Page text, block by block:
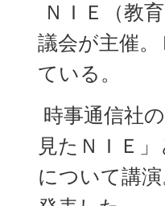
ＮＩＥ（教
議会が主催
ている。
時事通信社
見たＮＩＥ
について講